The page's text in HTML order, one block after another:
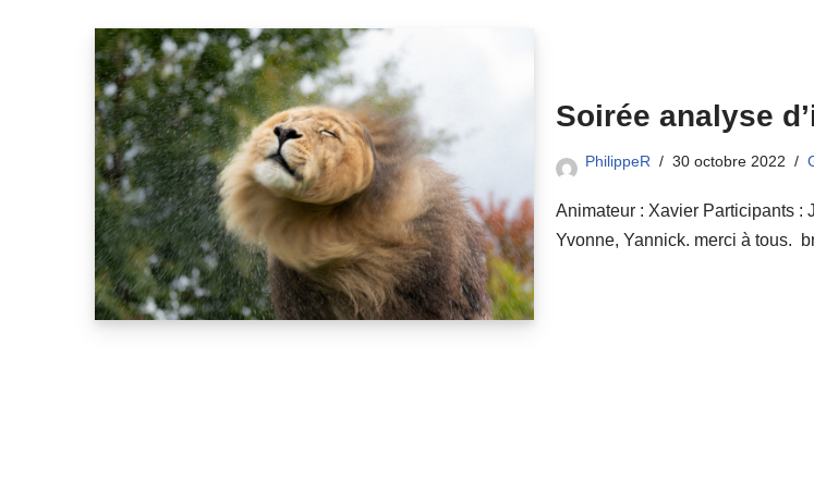
Soirée analyse
PhilippeR 30 octobre 2022
Animateur : Xavier Participants :
Yvonne, Yannick. merci à tous.